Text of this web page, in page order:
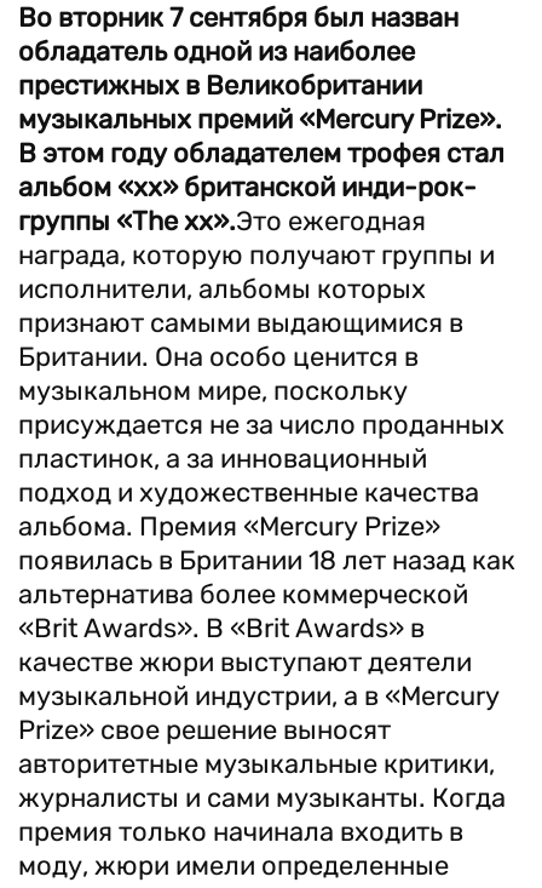
Во вторник 7 сентября был назван
обладатель одной из наиболее
престижных в Великобритании
музыкальных премий «Mercury Prize».
В этом году обладателем трофея стал
альбом «хх» британской инди-рок-
группы «Thexx».Это ежегодная
награда, которую получают группы и
исполнители, альбомы которых
признают самыми выдающимися в
Британии. Она особо ценится в
музыкальном мире, поскольку
присуждается не за число проданных
пластинок, а за инновационный
подход и художественные качества
альбома. Премия «Mercurу Prize»
появилась в Британии 18 лет назад как
альтернатива более коммерческой
«Brit Awards». В «Brit Awards» в
качестве жюри выступают деятели
музыкальной индустрии, а в «Mercurу
Prize» свое решение выносят
авторитетные музыкальные критики,
журналисты и сами музыканты. Когда
премия только начинала входить в
моду, жюри имели определенные